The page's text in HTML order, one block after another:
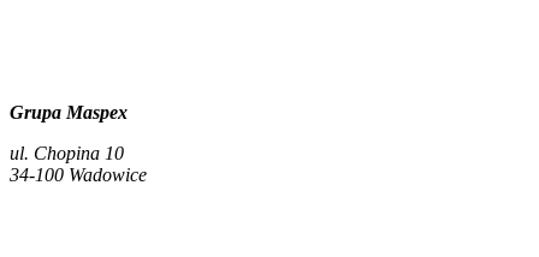
Grupa Maspex
ul. Chopina 10
34-100 Wadowice